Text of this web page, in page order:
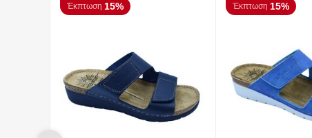
Έκπτωση 15% Έκπτωση 15%